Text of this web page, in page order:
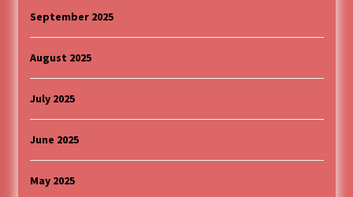
September 2025
August 2025
July 2025
June 2025
May 2025